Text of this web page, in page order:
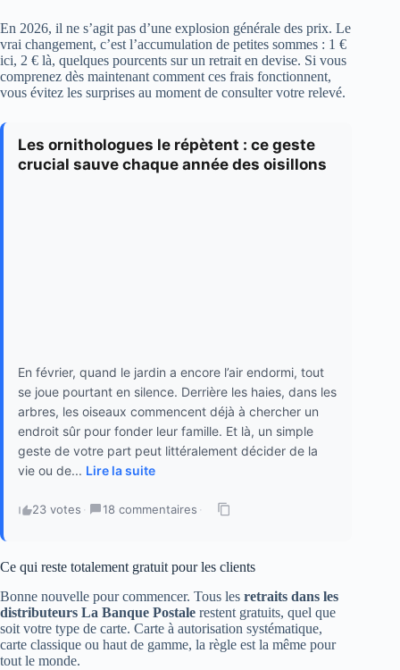
En 2026, il ne s’agit pas d’une explosion générale des prix. Le
vrai changement, c’est l’accumulation de petites sommes : 1 €
ici, 2 € là, quelques pourcents sur un retrait en devise. Si vous
comprenez dès maintenant comment ces frais fonctionnent,
vous évitez les surprises au moment de consulter votre relevé.
Les ornithologues le répètent : ce geste
crucial sauve chaque année des oisillons
En février, quand le jardin a encore l’air endormi, tout
se joue pourtant en silence. Derrière les haies, dans les
arbres, les oiseaux commencent déjà à chercher un
endroit sûr pour fonder leur famille. Et là, un simple
geste de votre part peut littéralement décider de la
vie ou de... Lire la suite
23 votes · 18 commentaires ·
Ce qui reste totalement gratuit pour les clients
Bonne nouvelle pour commencer. Tous les retraits dans les
distributeurs La Banque Postale restent gratuits, quel que
soit votre type de carte. Carte à autorisation systématique,
carte classique ou haut de gamme, la règle est la même pour
tout le monde.